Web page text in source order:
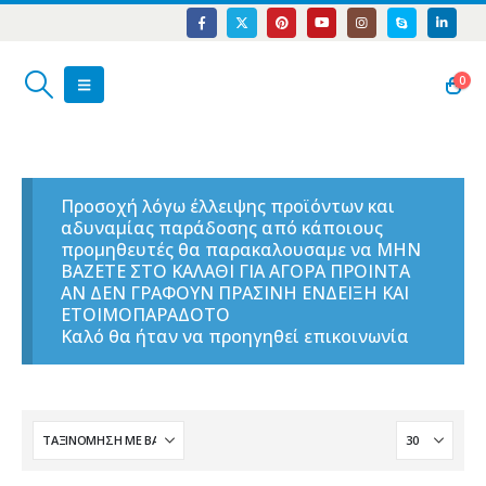
0
Προσοχή λόγω έλλειψης προϊόντων και
αδυναμίας παράδοσης από κάποιους
προμηθευτές θα παρακαλουσαμε να ΜΗΝ
ΒΑΖΕΤΕ ΣΤΟ ΚΑΛΑΘΙ ΓΙΑ ΑΓΟΡΑ ΠΡΟΙΝΤΑ
ΑΝ ΔΕΝ ΓΡΑΦΟΥΝ ΠΡΑΣΙΝΗ ΕΝΔΕΙΞΗ ΚΑΙ
ΕΤΟΙΜΟΠΑΡΑΔΟΤΟ
Καλό θα ήταν να προηγηθεί επικοινωνία